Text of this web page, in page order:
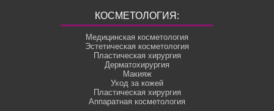
КОСМЕТОЛОГИЯ:
Медицинская косметология
Эстетическая косметология
Пластическая хирургия
Дерматохирургия
Макияж
Уход за кожей
Пластическая хирургия
Аппаратная косметология